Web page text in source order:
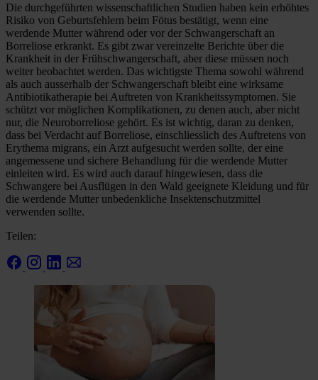
Die durchgeführten wissenschaftlichen Studien haben kein erhöhtes
Risiko von Geburtsfehlern beim Fötus bestätigt, wenn eine
werdende Mutter während oder vor der Schwangerschaft an
Borreliose erkrankt. Es gibt zwar vereinzelte Berichte über die
Krankheit in der Frühschwangerschaft, aber diese müssen noch
weiter beobachtet werden. Das wichtigste Thema sowohl während
als auch ausserhalb der Schwangerschaft bleibt eine wirksame
Antibiotikatherapie bei Auftreten von Krankheitssymptomen. Sie
schützt vor möglichen Komplikationen, zu denen auch, aber nicht
nur, die Neuroborreliose gehört. Es ist wichtig, daran zu denken,
dass bei Verdacht auf Borreliose, einschliesslich des Auftretens von
Erythema migrans, ein Arzt aufgesucht werden sollte, der eine
angemessene und sichere Behandlung für die werdende Mutter
einleiten wird. Es wird auch darauf hingewiesen, dass die
Schwangere bei Ausflügen in den Wald geeignete Kleidung und für
die werdende Mutter unbedenkliche Insektenschutzmittel
verwenden sollte.
Teilen: